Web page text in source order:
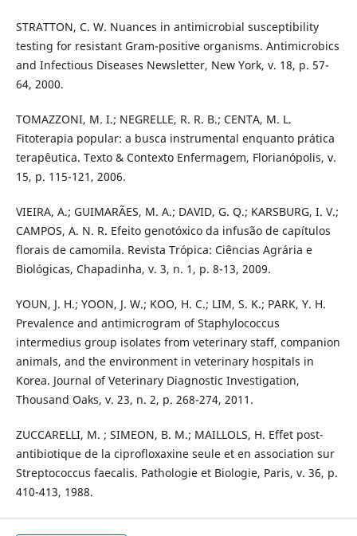
STRATTON, C. W. Nuances in antimicrobial susceptibility
testing for resistant Gram-positive organisms. Antimicrobics
and Infectious Diseases Newsletter, New York, v. 18, p. 57-
64, 2000.
TOMAZZONI, M. I.; NEGRELLE, R. R. B.; CENTA, M. L.
Fitoterapia popular: a busca instrumental enquanto prática
terapêutica. Texto & Contexto Enfermagem, Florianópolis, v.
15, p. 115-121, 2006.
VIEIRA, A.; GUIMARÃES, M. A.; DAVID, G. Q.; KARSBURG, I. V.;
CAMPOS, A. N. R. Efeito genotóxico da infusão de capítulos
florais de camomila. Revista Trópica: Ciências Agrária e
Biológicas, Chapadinha, v. 3, n. 1, p. 8-13, 2009.
YOUN, J. H.; YOON, J. W.; KOO, H. C.; LIM, S. K.; PARK, Y. H.
Prevalence and antimicrogram of Staphylococcus
intermedius group isolates from veterinary staff, companion
animals, and the environment in veterinary hospitals in
Korea. Journal of Veterinary Diagnostic Investigation,
Thousand Oaks, v. 23, n. 2, p. 268-274, 2011.
ZUCCARELLI, M. ; SIMEON, B. M.; MAILLOLS, H. Effet post-
antibiotique de la ciprofloxaxine seule et en association sur
Streptococcus faecalis. Pathologie et Biologie, Paris, v. 36, p.
410-413, 1988.